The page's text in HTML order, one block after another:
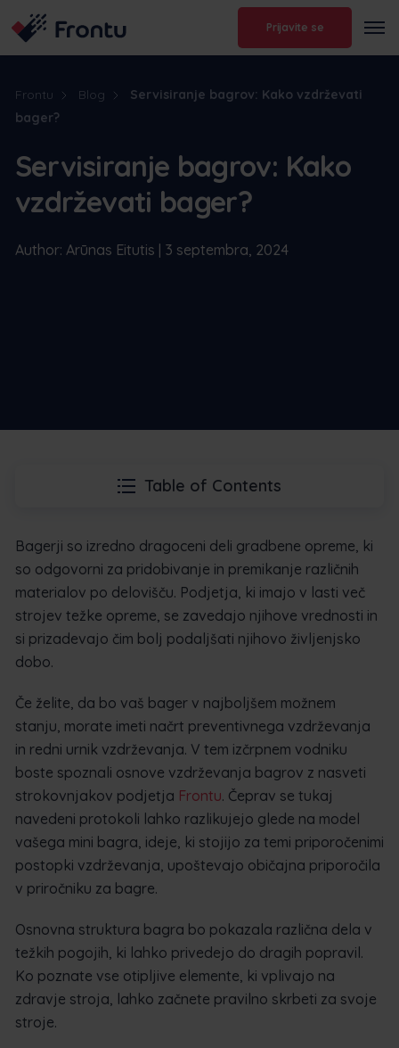
Prijavite se
Frontu Blog
Servisiranje bagrov: Kako vzdrževati
bager?
Servisiranje bagrov: Kako
vzdrževati bager?
Author: Arūnas Eitutis | 3 septembra, 2024
Table of Contents
Bagerji so izredno dragoceni deli gradbene opreme, ki
so odgovorni za pridobivanje in premikanje različnih
materialov po delovišču. Podjetja, ki imajo v lasti več
strojev težke opreme, se zavedajo njihove vrednosti in
si prizadevajo čim bolj podaljšati njihovo življenjsko
dobo.
Če želite, da bo vaš bager v najboljšem možnem
stanju, morate imeti načrt preventivnega vzdrževanja
in redni urnik vzdrževanja. V tem izčrpnem vodniku
boste spoznali osnove vzdrževanja bagrov z nasveti
strokovnjakov podjetja Frontu. Čeprav se tukaj
navedeni protokoli lahko razlikujejo glede na model
vašega mini bagra, ideje, ki stojijo za temi priporočenimi
postopki vzdrževanja, upoštevajo običajna priporočila
v priročniku za bagre.
Osnovna struktura bagra bo pokazala različna dela v
težkih pogojih, ki lahko privedejo do dragih popravil.
Ko poznate vse otipljive elemente, ki vplivajo na
zdravje stroja, lahko začnete pravilno skrbeti za svoje
stroje.